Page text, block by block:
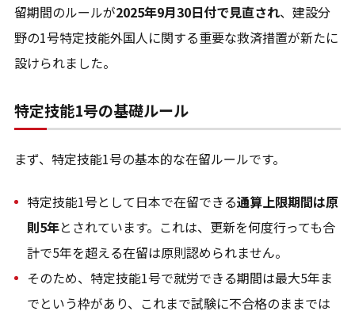
留期間のルールが2025年9月30日付で見直され、建設分
野の1号特定技能外国人に関する重要な救済措置が新たに
設けられました。
特定技能1号の基礎ルール
まず、特定技能1号の基本的な在留ルールです。
特定技能1号として日本で在留できる通算上限期間は原
則5年とされています。これは、更新を何度行っても合
計で5年を超える在留は原則認められません。
そのため、特定技能1号で就労できる期間は最大5年ま
でという枠があり、これまで試験に不合格のままでは
24時間365日受付
対応地域
【登録支援機関業務】東京23区